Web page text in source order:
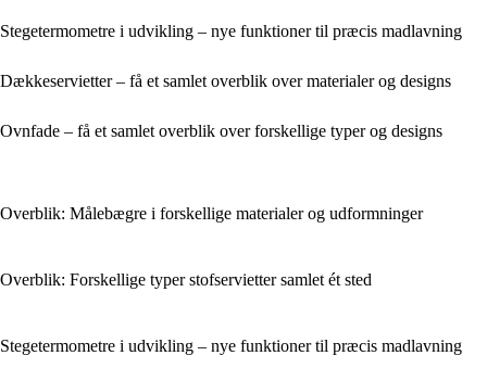
Stegetermometre i udvikling – nye funktioner til præcis madlavning
Dækkeservietter – få et samlet overblik over materialer og designs
Ovnfade – få et samlet overblik over forskellige typer og designs
Overblik: Målebægre i forskellige materialer og udformninger
Overblik: Forskellige typer stofservietter samlet ét sted
Stegetermometre i udvikling – nye funktioner til præcis madlavning